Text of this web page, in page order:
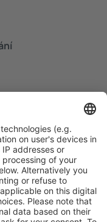
bezplatného
pro přihlášené